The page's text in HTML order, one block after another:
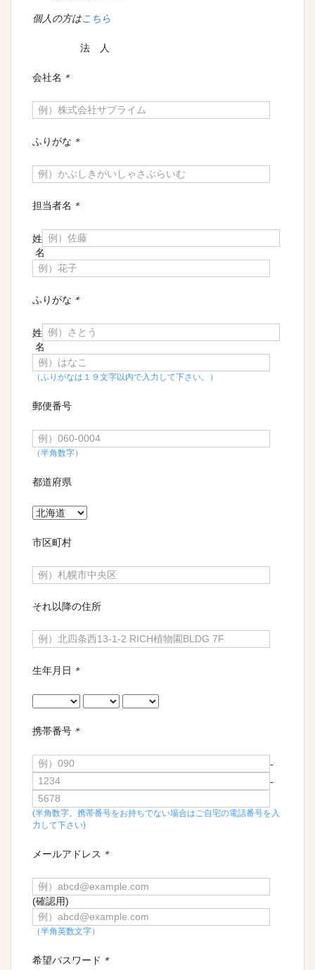
個人の方はこちら
法 人
会社名 ＊
ふりがな ＊
担当者名 ＊
姓
名
ふりがな ＊
姓
名
（ふりがなは１９文字以内で入力して下さい。）
郵便番号
（半角数字）
都道府県
市区町村
それ以降の住所
生年月日 ＊
携帯番号 ＊
-
-
(半角数字。携帯番号をお持ちでない場合はご自宅の電話番号を入
力して下さい)
メールアドレス ＊
(確認用)
（半角英数文字）
希望パスワード ＊